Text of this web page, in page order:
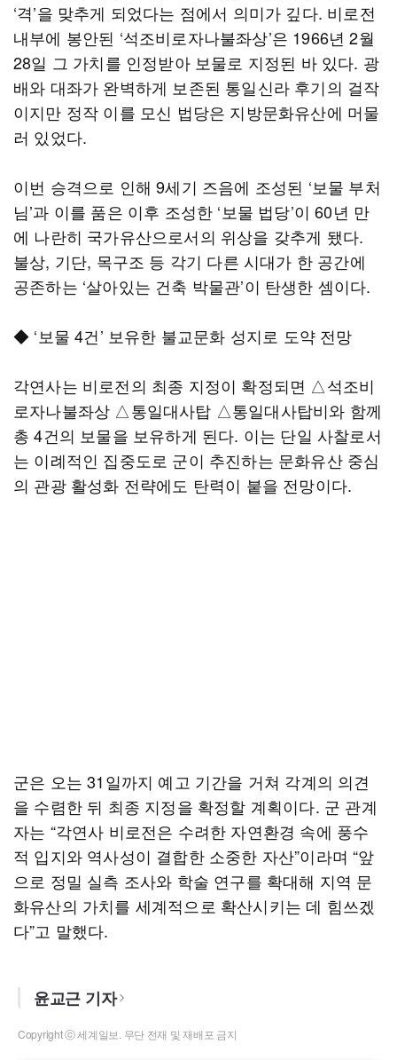
‘격’을 맞추게 되었다는 점에서 의미가 깊다. 비로전
내부에 봉안된 ‘석조비로자나불좌상’은 1966년 2월
28일 그 가치를 인정받아 보물로 지정된 바 있다. 광
배와 대좌가 완벽하게 보존된 통일신라 후기의 걸작
이지만 정작 이를 모신 법당은 지방문화유산에 머물
러 있었다.
이번 승격으로 인해 9세기 즈음에 조성된 ‘보물 부처
님’과 이를 품은 이후 조성한 ‘보물 법당’이 60년 만
에 나란히 국가유산으로서의 위상을 갖추게 됐다.
불상, 기단, 목구조 등 각기 다른 시대가 한 공간에
공존하는 ‘살아있는 건축 박물관’이 탄생한 셈이다.
◆ ‘보물 4건’ 보유한 불교문화 성지로 도약 전망
각연사는 비로전의 최종 지정이 확정되면 △석조비
로자나불좌상 △통일대사탑 △통일대사탑비와 함께
총 4건의 보물을 보유하게 된다. 이는 단일 사찰로서
는 이례적인 집중도로 군이 추진하는 문화유산 중심
의 관광 활성화 전략에도 탄력이 붙을 전망이다.
군은 오는 31일까지 예고 기간을 거쳐 각계의 의견
을 수렴한 뒤 최종 지정을 확정할 계획이다. 군 관계
자는 “각연사 비로전은 수려한 자연환경 속에 풍수
적 입지와 역사성이 결합한 소중한 자산”이라며 “앞
으로 정밀 실측 조사와 학술 연구를 확대해 지역 문
화유산의 가치를 세계적으로 확산시키는 데 힘쓰겠
다”고 말했다.
윤교근 기자
Copyright ⓒ 세계일보. 무단 전재 및 재배포 금지